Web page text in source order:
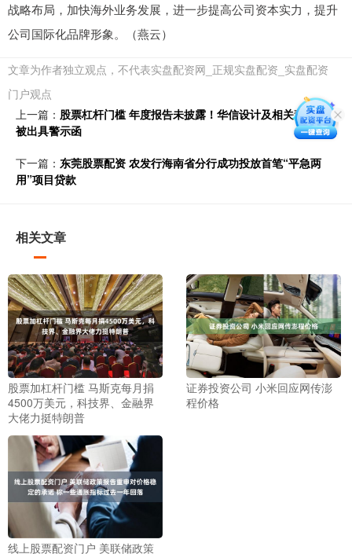
战略布局，加快海外业务发展，进一步提高公司资本实力，提升
公司国际化品牌形象。（燕云）
文章为作者独立观点，不代表实盘配资网_正规实盘配资_实盘配资
门户观点
上一篇： 股票杠杆门槛 年度报告未披露！华信设计及相关责任人
被出具警示函
下一篇： 东莞股票配资 农发行海南省分行成功投放首笔“平急两
用”项目贷款
相关文章
股票加杠杆门槛 马斯克每月捐
4500万美元，科技界、金融界
大佬力挺特朗普
证券投资公司 小米回应网传澎
程价格
线上股票配资门户 美联储政策